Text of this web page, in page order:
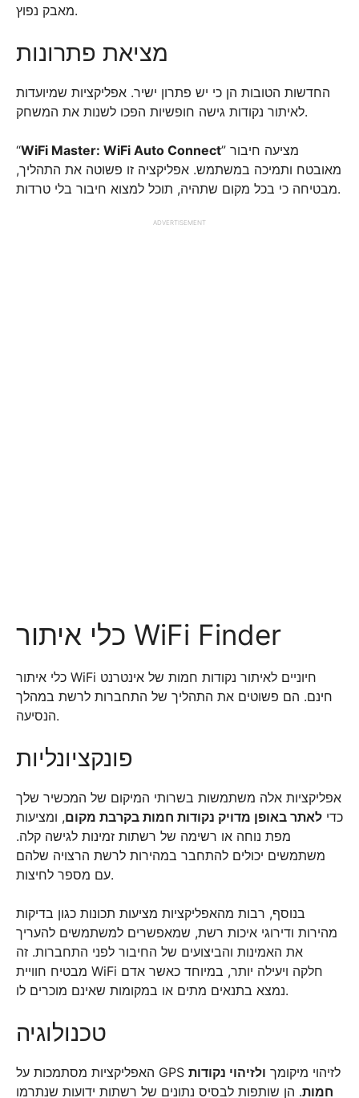
מאבק נפוץ.
מציאת פתרונות
החדשות הטובות הן כי יש פתרון ישיר. אפליקציות שמיועדות
לאיתור נקודות גישה חופשיות הפכו לשנות את המשחק.
“WiFi Master: WiFi Auto Connect” מציעה חיבור
מאובטח ותמיכה במשתמש. אפליקציה זו פשוטה את התהליך,
מבטיחה כי בכל מקום שתהיה, תוכל למצוא חיבור בלי טרדות.
ADVERTISEMENT
כלי איתור WiFi Finder
כלי איתור WiFi חיוניים לאיתור נקודות חמות של אינטרנט
חינם. הם פשוטים את התהליך של התחברות לרשת במהלך
הנסיעה.
פונקציונליות
אפליקציות אלה משתמשות בשרותי המיקום של המכשיר שלך
כדי לאתר באופן מדויק נקודות חמות בקרבת מקום, ומציעות
מפת נוחה או רשימה של רשתות זמינות לגישה קלה.
משתמשים יכולים להתחבר במהירות לרשת הרצויה שלהם
עם מספר לחיצות.
בנוסף, רבות מהאפליקציות מציעות תכונות כגון בדיקות
מהירות ודירוגי איכות רשת, שמאפשרים למשתמשים להעריך
את האמינות והביצועים של החיבור לפני התחברות. זה
מבטיח חוויית WiFi חלקה ויעילה יותר, במיוחד כאשר אדם
נמצא בתנאים מתים או במקומות שאינם מוכרים לו.
טכנולוגיה
האפליקציות מסתמכות על GPS לזיהוי מיקומך ולזיהוי נקודות
חמות. הן שותפות לבסיס נתונים של רשתות ידועות שנתרמו